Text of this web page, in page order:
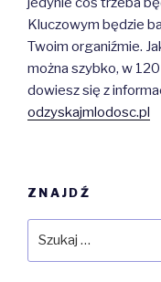
Kluczowym będzie
Twoim organiźmie.
można szybko, w
dowiesz się z
odzyskajmlodosc.pl
ZNAJDŹ